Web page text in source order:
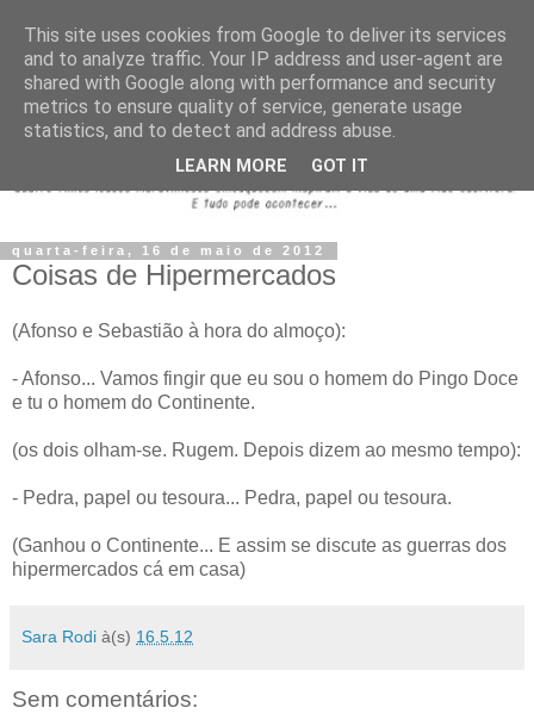
quarta-feira, 16 de maio de 2012
Coisas de Hipermercados
(Afonso e Sebastião à hora do almoço):
- Afonso... Vamos fingir que eu sou o homem do Pingo Doce
e tu o homem do Continente.
(os dois olham-se. Rugem. Depois dizem ao mesmo tempo):
- Pedra, papel ou tesoura... Pedra, papel ou tesoura.
(Ganhou o Continente... E assim se discute as guerras dos
hipermercados cá em casa)
Sara Rodi à(s) 16.5.12
Sem comentários:
This site uses cookies from Google to deliver its services
and to analyze traffic. Your IP address and user-agent are
shared with Google along with performance and security
metrics to ensure quality of service, generate usage
statistics, and to detect and address abuse.
LEARN MORE GOT IT